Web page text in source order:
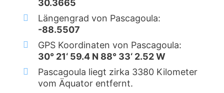
30.3665
Längengrad von Pascagoula:
-88.5507
GPS Koordinaten von Pascagoula:
30° 21‘ 59.4 N 88° 33‘ 2.52 W
Pascagoula liegt zirka 3380 Kilometer
vom Äquator entfernt.